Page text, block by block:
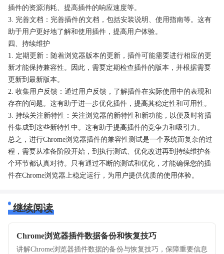
插件的资源消耗、提高插件的响应速度等。
3. 完善文档：完善插件的文档，包括安装说明、使用指南等。这有
助于用户更好地了解和使用插件，提高用户体验。
四、持续维护
1. 定期更新：随着浏览器版本的更新，插件可能需要进行相应的更
新才能保持兼容性。因此，需要定期检查插件的版本，并根据需要
更新到最新版本。
2. 收集用户反馈：通过用户反馈，了解插件在实际使用中的表现和
存在的问题。这有助于进一步优化插件，提高其稳定性和可用性。
3. 持续关注新特性：关注浏览器的新特性和新功能，以便及时将插
件集成到这些新特性中。这有助于提高插件的竞争力和吸引力。
总之，进行Chrome浏览器插件的兼容性测试是一个系统而复杂的过
程，需要从准备阶段开始，到执行测试、优化改进再到持续维护各
个环节都认真对待。只有通过不断的测试和优化，才能确保您的插
件在Chrome浏览器上稳定运行，为用户提供优质的使用体验。
继续阅读
Chrome浏览器插件数据备份和恢复技巧
讲解Chrome浏览器插件数据的备份与恢复技巧，保障重要信息